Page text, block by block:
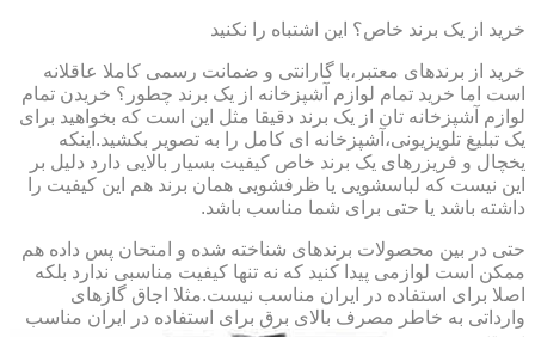
خرید از یک برند خاص؟ این اشتباه را نکنید
خرید از برندهای معتبر،با گارانتی و ضمانت رسمی کاملا عاقلانه
است اما خرید تمام لوازم آشپزخانه از یک برند چطور؟ خریدن تمام
لوازم آشپزخانه تان از یک برند دقیقا مثل این است که بخواهید برای
یک تبلیغ تلویزیونی،آشپزخانه ای کامل را به تصویر بکشید.اینکه
یخچال و فریزرهای یک برند خاص کیفیت بسیار بالایی دارد دلیل بر
این نیست که لباسشویی یا ظرفشویی همان برند هم این کیفیت را
داشته باشد یا حتی برای شما مناسب باشد.
حتی در بین محصولات برندهای شناخته شده و امتحان پس داده هم
ممکن است لوازمی پیدا کنید که نه تنها کیفیت مناسبی ندارد بلکه
اصلا برای استفاده در ایران مناسب نیست.مثلا اجاق گازهای
وارداتی به خاطر مصرف بالای برق برای استفاده در ایران مناسب